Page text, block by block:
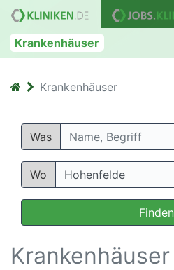
Krankenhäuser
Krankenhäuser
Was
Wo
Finden
Krankenhäuser